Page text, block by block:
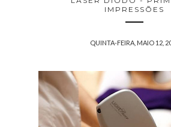
IMPRESSÕES
QUINTA-FEIRA, MAIO 12,